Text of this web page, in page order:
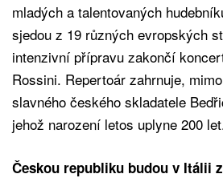
mladých a talentovaných
sjedou z 19 různých evropských
intenzivní přípravu zakončí
Rossini. Repertoár zahrnuje,
slavného českého skladatele
jehož narození letos uplyne 200
Českou republiku budou v Itálii